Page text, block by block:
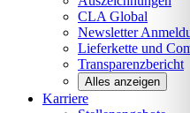
CLA Global
Newsletter
Lieferkette und
Transparenzbericht
Alles anzeigen
Karriere